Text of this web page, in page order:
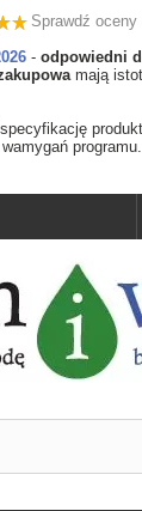
Sprawdź
- odpowiedni
mają
programu.